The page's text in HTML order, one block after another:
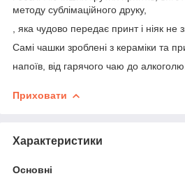
методу сублімаційного друку,
, яка чудово передає принт і ніяк не
Самі чашки зроблені з кераміки та
напоїв, від гарячого чаю до
Приховати
Характеристики
Основні